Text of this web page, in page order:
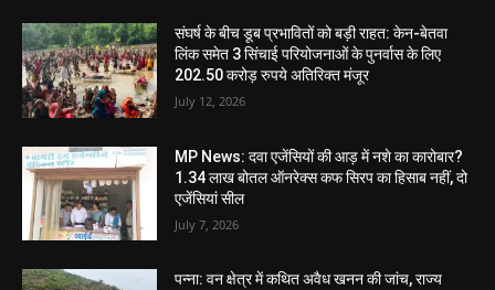
संघर्ष के बीच डूब प्रभावितों को बड़ी राहत: केन-बेतवा
लिंक समेत 3 सिंचाई परियोजनाओं के पुनर्वास के लिए
202.50 करोड़ रुपये अतिरिक्त मंजूर
July 12, 2026
MP News: दवा एजेंसियों की आड़ में नशे का कारोबार?
1.34 लाख बोतल ऑनरेक्स कफ सिरप का हिसाब नहीं, दो
एजेंसियां सील
July 7, 2026
पन्ना: वन क्षेत्र में कथित अवैध खनन की जांच, राज्य